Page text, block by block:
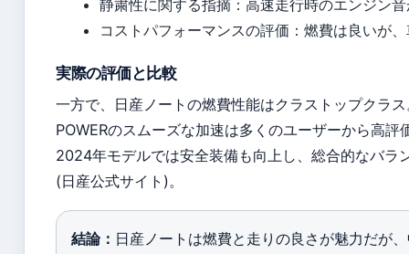
静粛性に関する指摘：高速走行時のエンジン
コストパフォーマンスの評価：燃費は良いが
実際の評価と比較
一方で、日産ノートの燃費性能はクラストップクラ
POWERのスムーズな加速は多くのユーザーから高評
2024年モデルでは安全装備も向上し、総合的なバラ
(日産公式サイト)。
結論： 日産ノートは燃費と走りの良さが魅力だが